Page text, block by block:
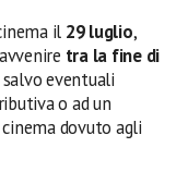
il 29 luglio,
tra la fine di
salvo eventuali
o ad un
dovuto agli